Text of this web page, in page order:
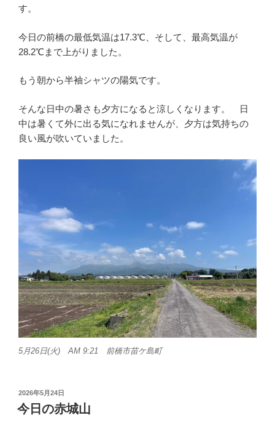
す。
今日の前橋の最低気温は17.3℃、そして、最高気温が
28.2℃まで上がりました。
もう朝から半袖シャツの陽気です。
そんな日中の暑さも夕方になると涼しくなります。 日
中は暑くて外に出る気になれませんが、夕方は気持ちの
良い風が吹いていました。
5月26日(火) AM 9:21 前橋市苗ケ島町
投
稿
日:
2026年5月24日
今日の赤城山